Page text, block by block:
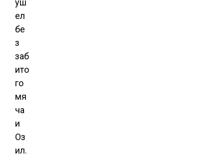
уш
ел
бе
з
заб
ито
го
мя
ча
и
Оз
ил.